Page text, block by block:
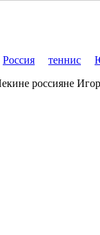
Россия теннис
россияне